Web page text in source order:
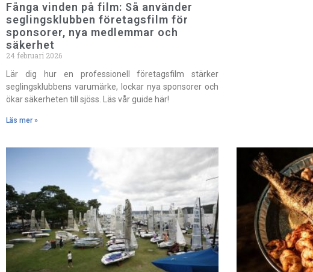
Fånga vinden på film: Så använder
seglingsklubben företagsfilm för
sponsorer, nya medlemmar och
säkerhet
24 februari 2026
Lär dig hur en professionell företagsfilm stärker
seglingsklubbens varumärke, lockar nya sponsorer och
ökar säkerheten till sjöss. Läs vår guide här!
Läs mer »